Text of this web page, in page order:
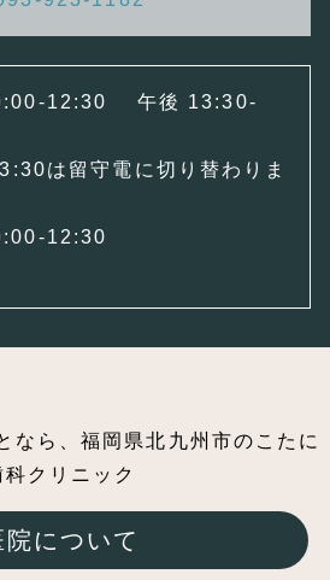
9:00-12:30 午後 13:30-
は留守電に切り替わりま
12:30
院について